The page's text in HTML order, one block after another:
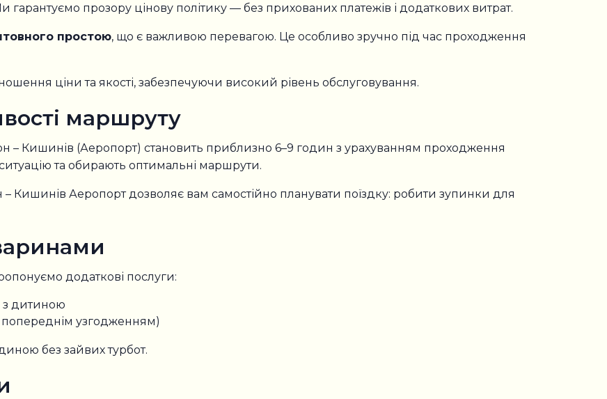
гарантуємо прозору цінову політику — без прихованих платежів і додаткових витрат.
простою, що є важливою перевагою. Це особливо зручно під час проходження
ціни та якості, забезпечуючи високий рівень обслуговування.
маршруту
– Кишинів (Аеропорт) становить приблизно 6–9 годин з урахуванням проходження
та обирають оптимальні маршрути.
Кишинів Аеропорт дозволяє вам самостійно планувати поїздку: робити зупинки для
додаткові послуги:
з дитиною
попереднім узгодженням)
без зайвих турбот.